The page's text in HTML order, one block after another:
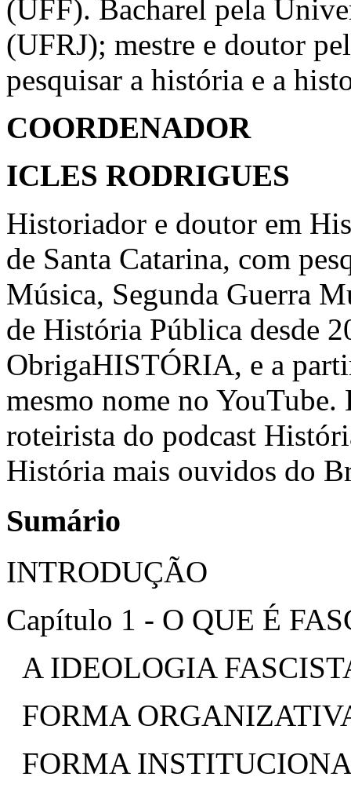
(UFF). Bacharel pela
(UFRJ); mestre e doutor
pesquisar a história e a
COORDENADOR
ICLES RODRIGUES
Historiador e doutor em
de Santa Catarina, com
Música, Segunda Guerra
de História Pública desde
ObrigaHISTÓRIA, e a
mesmo nome no YouTube.
roteirista do podcast
História mais ouvidos do
Sumário
INTRODUÇÃO
Capítulo 1 - O QUE É
A IDEOLOGIA
FORMA
FORMA